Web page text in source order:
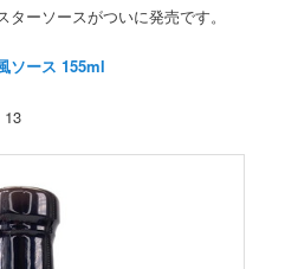
ーソースがついに発売です。
ソース 155ml